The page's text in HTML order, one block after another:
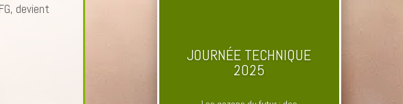
devient
JOURNÉE TECHNIQUE
2025